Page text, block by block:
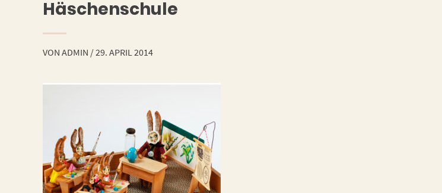
Häschenschule
VON ADMIN /29. APRIL 2014